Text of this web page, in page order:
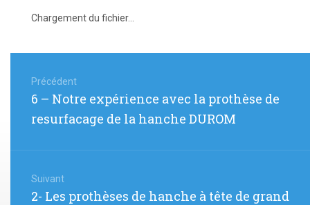
Chargement du fichier...
de
l’article
Précédent
Article
:
6 – Notre expérience avec la prothèse de
resurfacage de la hanche DUROM
Suivant
Article
2- Les prothèses de hanche à tête de grand